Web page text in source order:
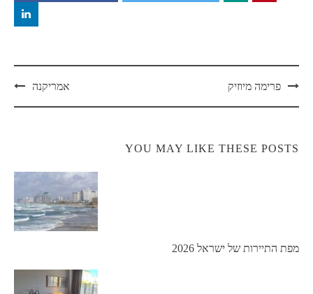
פרימה מיוזיק אמריקנה
YOU MAY LIKE THESE POSTS
מפת התיירות של ישראל 2026